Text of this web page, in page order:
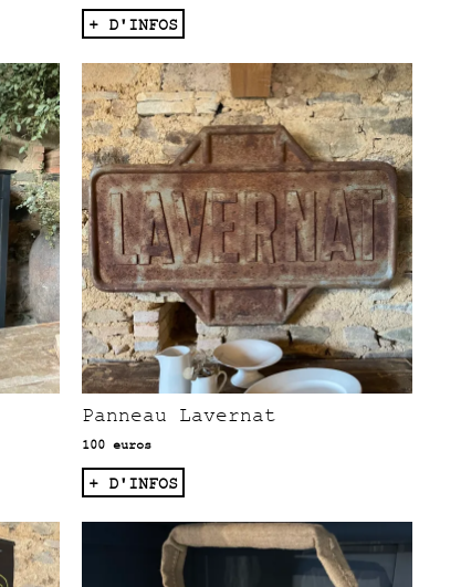
+ D'INFOS
Panneau Lavernat
100 euros
+ D'INFOS